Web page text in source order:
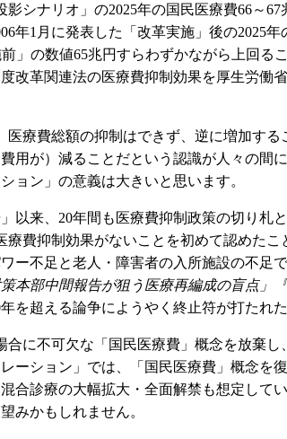
シナリオ」の2025年の国民医療費66～
1月に発表した「改革実施」後の2025
」の数値65兆円すらわずかながら上回る
改革関連法の医療費抑制効果を厚生労働
療費総額の抑制はできず、逆に増加す
用が）減ることだという認識が人々の間
ョン」の意義は大きいと思います。
来、20年間も医療費抑制政策の切り札
費抑制効果がないことを初めて認めたこ
不足と老人・障害者の入所施設の不足
策本部中間報告が狙う医療再編成の盲点」
を超える論争にようやく終止符が打たれた
に不可欠な「国民医療費」概念を放棄
ション」では、「国民医療費」概念を
合診療の大幅拡大・全面解禁も想定して
みかもしれません。